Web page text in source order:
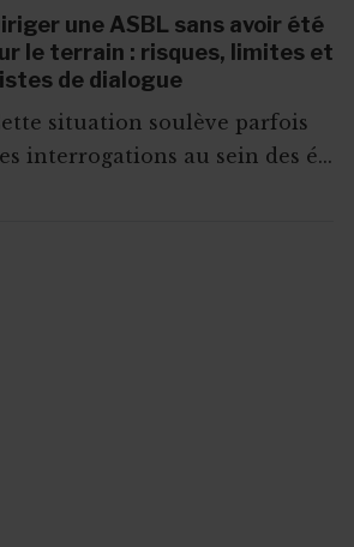
une ASBL sans avoir été
le terrain : risques, limites et
de dialogue
situation soulève parfois
interrogations au sein des é...